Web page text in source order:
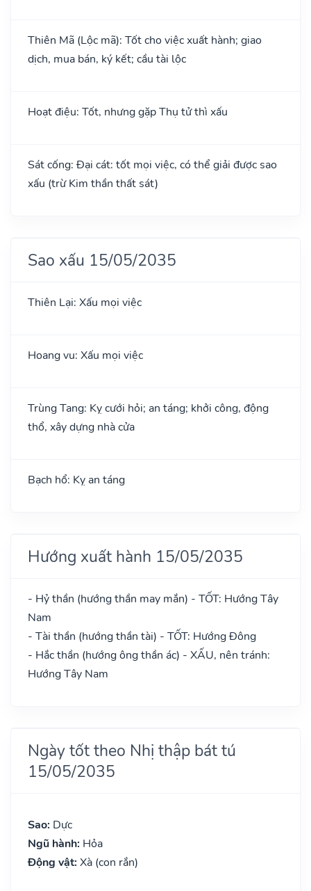
Thiên Mã (Lộc mã): Tốt cho việc xuất hành; giao
dịch, mua bán, ký kết; cầu tài lộc
Hoạt điệu: Tốt, nhưng gặp Thụ tử thì xấu
Sát cống: Đại cát: tốt mọi việc, có thể giải được sao
xấu (trừ Kim thần thất sát)
Sao xấu 15/05/2035
Thiên Lại: Xấu mọi việc
Hoang vu: Xấu mọi việc
Trùng Tang: Kỵ cưới hỏi; an táng; khởi công, động
thổ, xây dựng nhà cửa
Bạch hổ: Kỵ an táng
Hướng xuất hành 15/05/2035
- Hỷ thần (hướng thần may mắn) - TỐT: Hướng Tây
Nam
- Tài thần (hướng thần tài) - TỐT: Hướng Đông
- Hắc thần (hướng ông thần ác) - XẤU, nên tránh:
Hướng Tây Nam
Ngày tốt theo Nhị thập bát tú
15/05/2035
Sao: Dực
Ngũ hành: Hỏa
Động vật: Xà (con rắn)